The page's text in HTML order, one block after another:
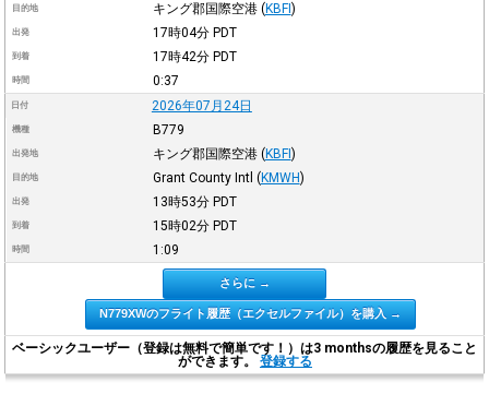
目的地 キング郡国際空港 (KBFI)
出発 17時04分 PDT
到着 17時42分 PDT
時間 0:37
日付 2026年07月24日
機種 B779
出発地 キング郡国際空港 (KBFI )
目的地 Grant County Intl (KMWH)
出発 13時53分 PDT
到着 15時02分 PDT
時間 1:09
さらに →
N779XWのフライト履歴（エクセルファイル）を購入 →
ベーシックユーザー（登録は無料で簡単です！）は3 monthsの履歴を見ること
ができます。 登録する